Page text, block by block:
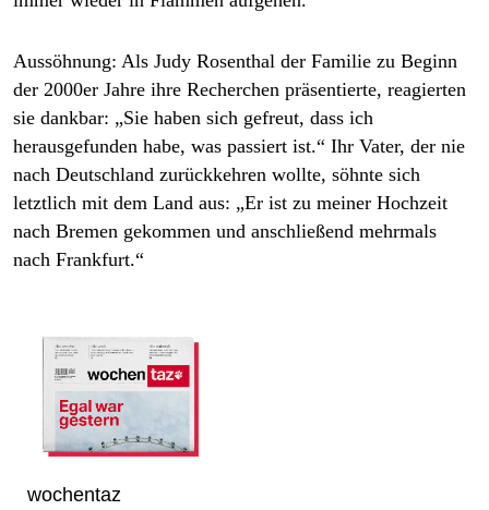
Aussöhnung: Als Judy Rosenthal der Familie zu Beginn
der 2000er Jahre ihre Recherchen präsentierte, reagierten
sie dankbar: „Sie haben sich gefreut, dass ich
herausgefunden habe, was passiert ist.“ Ihr Vater, der nie
nach Deutschland zurückkehren wollte, söhnte sich
letztlich mit dem Land aus: „Er ist zu meiner Hochzeit
nach Bremen gekommen und anschließend mehrmals
nach Frankfurt.“
wochentaz